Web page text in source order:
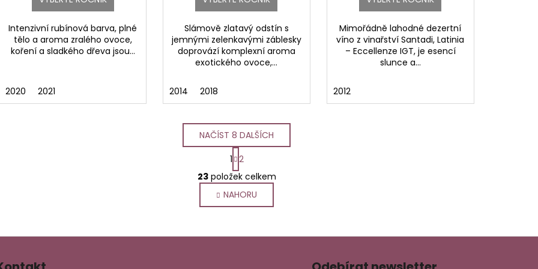
Intenzivní rubínová barva, plné
tělo a aroma zralého ovoce,
koření a sladkého dřeva jsou...
2020 2021
Slámově zlatavý odstín s
jemnými zelenkavými záblesky
doprovází komplexní aroma
exotického ovoce,...
2014 2018
Mimořádně lahodné dezertní
víno z vinařství Santadi, Latinia
– Eccellenze IGT, je esencí
slunce a...
2012
O
v
l
á
a
NAČÍST 8 DALŠÍCH
S
t
r
á
n
v
1 2
23položek celkem
NAHORU